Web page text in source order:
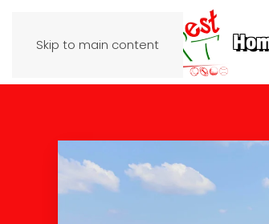
Skip to main content